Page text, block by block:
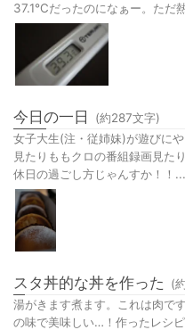
37.1℃だったのになぁー。ただ
今日の一日 (約287文字)
女子大生(注・従姉妹)が遊びに
見たりももクロの番組録画見た
休日の過ごし方じゃんすか！！...
スタ丼的な丼を作った (約
湯がきます煮ます。これは肉で
の味で美味しい…！作ったレシ